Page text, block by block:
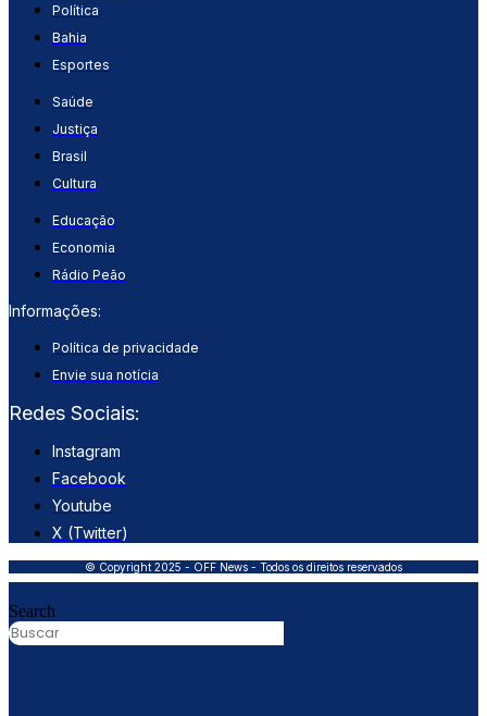
Política
Bahia
Esportes
Saúde
Justiça
Brasil
Cultura
Educação
Economia
Rádio Peão
Informações:
Política de privacidade
Envie sua notícia
Redes Sociais:
Instagram
Facebook
Youtube
X (Twitter)
© Copyright 2025 - OFF News - Todos os direitos reservados
Search